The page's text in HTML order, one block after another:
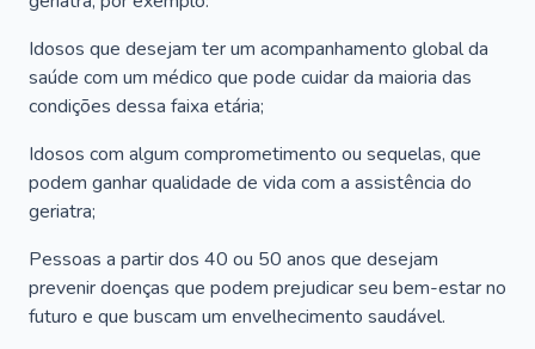
Idosos que desejam ter um acompanhamento global da
saúde com um médico que pode cuidar da maioria das
condições dessa faixa etária;
Idosos com algum comprometimento ou sequelas, que
podem ganhar qualidade de vida com a assistência do
geriatra;
Pessoas a partir dos 40 ou 50 anos que desejam
prevenir doenças que podem prejudicar seu bem-estar no
futuro e que buscam um envelhecimento saudável.